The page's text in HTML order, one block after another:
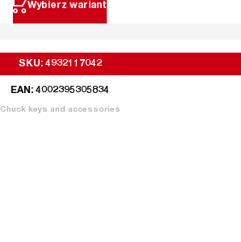
Wybierz wariant
SKU: 4932117042
EAN: 4002395305834
Chuck keys and accessories